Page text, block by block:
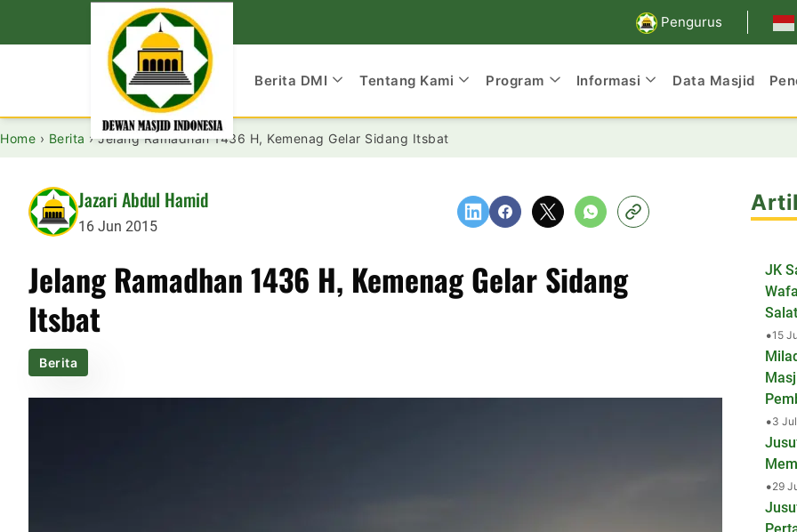
Pengurus
Berita DMI Tentang Kami Program Informasi Data Masjid
Home › Berita ›Jelang Ramadhan 1436 H, Kemenag Gelar Sidang Itsbat
Jazari Abdul Hamid
16 Jun 2015
Jelang Ramadhan 1436 H, Kemenag Gelar Sidang
Itsbat
Berita
JK
•15
•3
•29